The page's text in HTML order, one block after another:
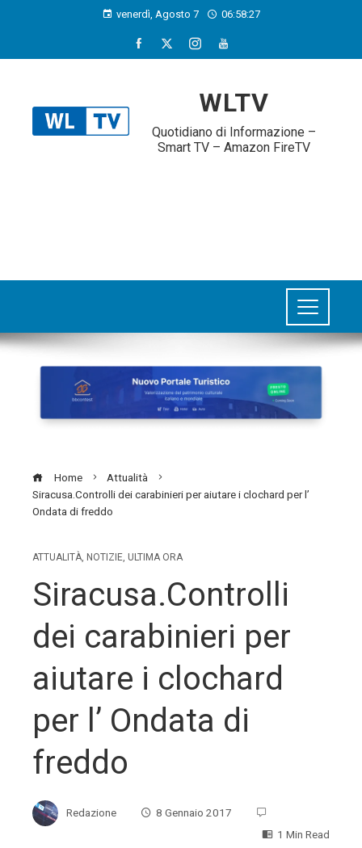
venerdì, Agosto 7 06:58:28
WLTV
Quotidiano di Informazione –
Smart TV – Amazon FireTV
Home
Attualità
Siracusa.Controlli dei carabinieri per aiutare i clochard per l’
Ondata di freddo
ATTUALITÀ, NOTIZIE, ULTIMA ORA
Siracusa.Controlli
dei carabinieri per
aiutare i clochard
per l’ Ondata di
freddo
Redazione
8 Gennaio 2017
1 Min Read